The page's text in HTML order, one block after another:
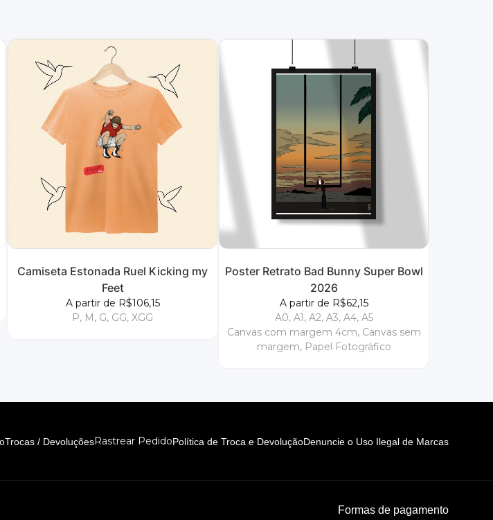
Camiseta Estonada Ruel Kicking my
Feet
A partir de R$106,15
P, M, G, GG, XGG
Poster Retrato Bad Bunny Super Bowl
2026
A partir de R$62,15
A0, A1, A2, A3, A4, A5
Canvas com margem 4cm, Canvas sem
margem, Papel Fotográfico
Trocas / DevoluçõesRastrear PedidoPolítica de Troca e DevoluçãoDenuncie o Uso Ilegal de Marcas
Formas de pagamento